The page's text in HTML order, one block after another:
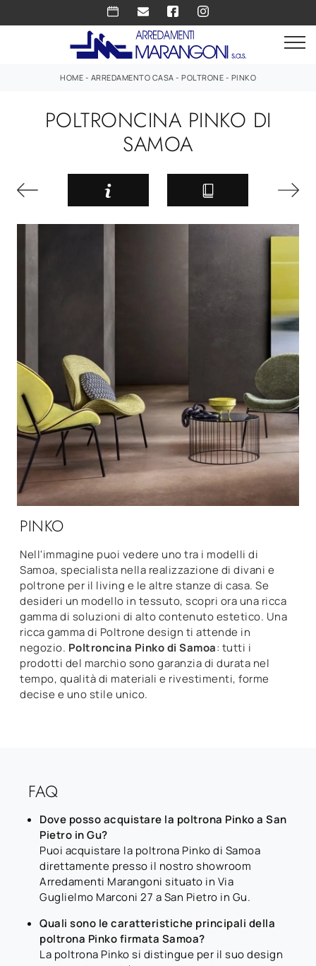
HOME - ARREDAMENTO CASA - POLTRONE - PINKO
POLTRONCINA PINKO DI
SAMOA
PINKO
Nell'immagine puoi vedere uno tra i modelli di
Samoa, specialista nella realizzazione di divani e
poltrone per il living e le altre stanze di casa. Se
desideri un modello in tessuto, scopri ora una ricca
gamma di soluzioni di alto contenuto estetico. Una
ricca gamma di Poltrone design ti attende in
negozio. Poltroncina Pinko di Samoa: tutti i
prodotti del marchio sono garanzia di durata nel
tempo, qualità di materiali e rivestimenti, forme
decise e uno stile unico.
FAQ
Dove posso acquistare la poltrona Pinko a San
Pietro in Gu?
Puoi acquistare la poltrona Pinko di Samoa
direttamente presso il nostro showroom
Arredamenti Marangoni situato in Via
Guglielmo Marconi 27 a San Pietro in Gu.
Quali sono le caratteristiche principali della
poltrona Pinko firmata Samoa?
La poltrona Pinko si distingue per il suo design